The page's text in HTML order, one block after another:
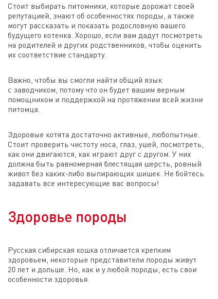
Стоит выбирать питомники, которые дорожат своей
репутацией, знают об особенностях породы, а также
могут рассказать и показать родословную вашего
будущего котенка. Хорошо, если вам дадут посмотреть
на родителей и других родственников, чтобы оценить
их соответствие стандарту.
Важно, чтобы вы смогли найти общий язык
с заводчиком, потому что он будет вашим верным
помощником и поддержкой на протяжении всей жизни
питомца.
Здоровые котята достаточно активные, любопытные.
Стоит проверить чистоту носа, глаз, ушей, посмотреть,
как они двигаются, как играют друг с другом. У них
должна быть равномерная блестящая шерсть, ровный
живот без каких-либо выпирающих шишек. Не бойтесь
задавать все интересующие вас вопросы!
Здоровье породы
Русская сибирская кошка отличается крепким
здоровьем, некоторые представители породы живут
20 лет и дольше. Но, как и у любой породы, есть свои
особенности здоровья.